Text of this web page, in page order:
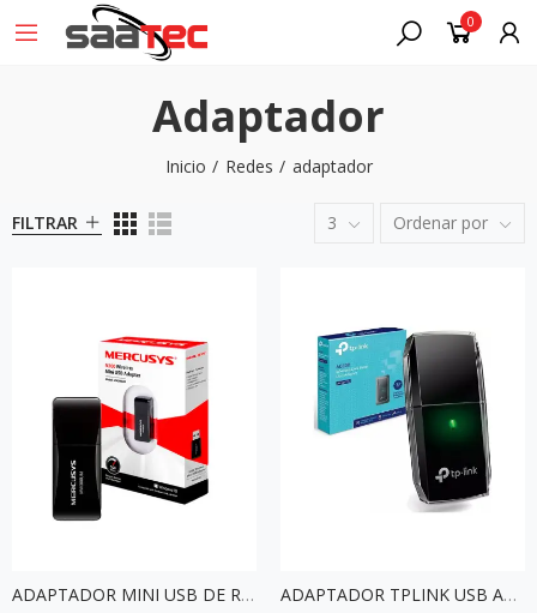
0
Adaptador
Inicio Redes adaptador
FILTRAR 3 Ordenar por
ADAPTADOR MINI USB DE RED TPLINK MERCUSYS MW300UM N300
ADAPTADOR TPLINK USB ARCHER T2U WIRELESS AC600 MINI